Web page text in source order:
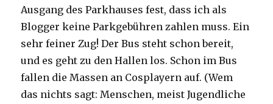
Ausgang des Parkhauses fest, dass ich als
Blogger keine Parkgebühren zahlen muss. Ein
sehr feiner Zug! Der Bus steht schon bereit,
und es geht zu den Hallen los. Schon im Bus
fallen die Massen an Cosplayern auf. (Wem
das nichts sagt: Menschen, meist Jugendliche